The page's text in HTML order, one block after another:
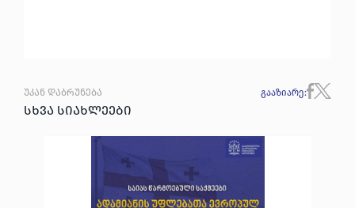
უკან დაბრუნება გააზიარე:
სხვა სიახლეები